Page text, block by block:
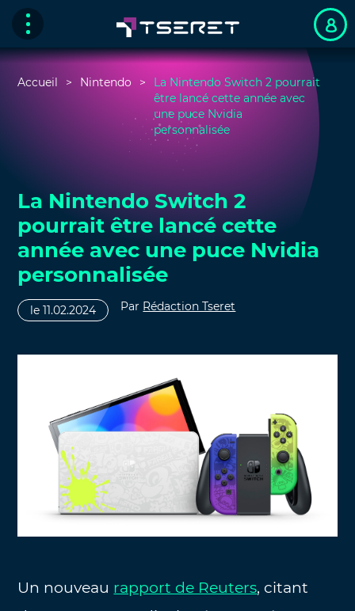
Accueil Nintendo
La Nintendo Switch 2 pourrait
être lancé cette année avec
une puce Nvidia
personnalisée
La Nintendo Switch 2
pourrait être lancé cette
année avec une puce Nvidia
personnalisée
le 11.02.2024 Par Rédaction Tseret
Un nouveau rapport de Reuters, citant